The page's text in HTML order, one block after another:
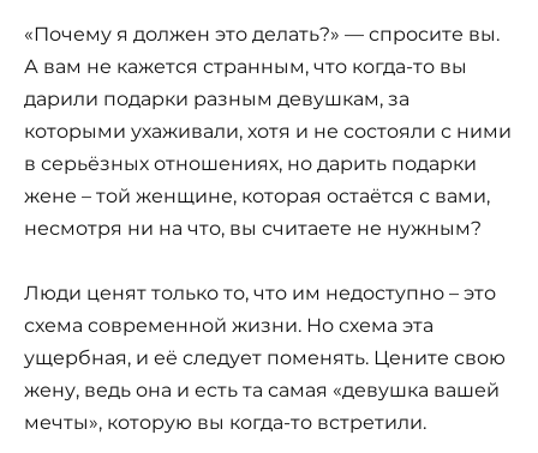
«Почему я должен это делать?» — спросите вы.
А вам не кажется странным, что когда-то вы
дарили подарки разным девушкам, за
которыми ухаживали, хотя и не состояли с ними
в серьёзных отношениях, но дарить подарки
жене – той женщине, которая остаётся с вами,
несмотря ни на что, вы считаете не нужным?
Люди ценят только то, что им недоступно – это
схема современной жизни. Но схема эта
ущербная, и её следует поменять. Цените свою
жену, ведь она и есть та самая «девушка вашей
мечты», которую вы когда-то встретили.